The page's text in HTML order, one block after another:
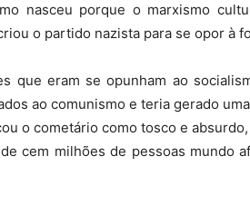
nasceu porque o marxismo
o partido nazista para se opor à
que eram se opunham ao
ao comunismo e teria gerado
o cometário como tosco e
cem milhões de pessoas mundo